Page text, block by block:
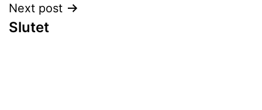
Next post
Slutet